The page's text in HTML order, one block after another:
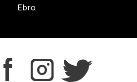
Ebro
s t r